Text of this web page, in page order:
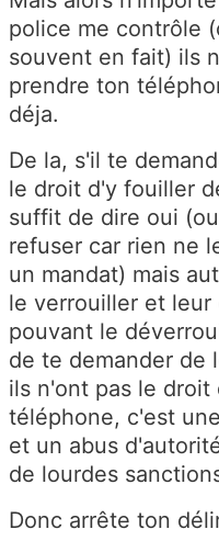
police me contrôle
souvent en fait) ils
prendre ton
déja.
De la, s'il te
le droit d'y fouiller
suffit de dire oui
refuser car rien ne
un mandat) mais
le verrouiller et leur
pouvant le
de te demander de
ils n'ont pas le
téléphone, c'est
et un abus
de lourdes
Donc arrête ton